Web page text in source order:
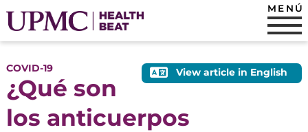
MENÚ
View article in English
COVID-19
¿Qué son
los anticuerpos